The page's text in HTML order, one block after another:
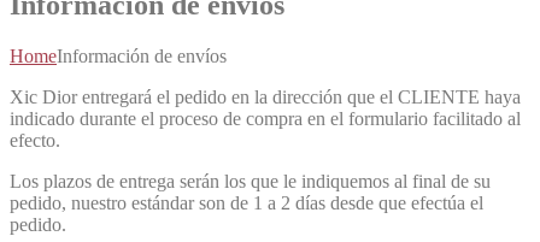
HomeInformación de envíos
Xic Dior entregará el pedido en la dirección que el CLIENTE haya
indicado durante el proceso de compra en el formulario facilitado al
efecto.
Los plazos de entrega serán los que le indiquemos al final de su
pedido, nuestro estándar son de 1 a 2 días desde que efectúa el
pedido.